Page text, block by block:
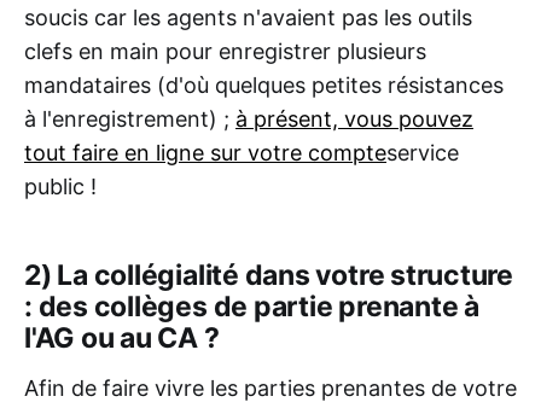
soucis car les agents n'avaient pas les outils
clefs en main pour enregistrer plusieurs
mandataires (d'où quelques petites résistances
à l'enregistrement) ; à présent, vous pouvez
tout faire en ligne sur votre compteservice
public !
2) La collégialité dans votre structure
: des collèges de partie prenante à
l'AG ou au CA ?
Afin de faire vivre les parties prenantes de votre